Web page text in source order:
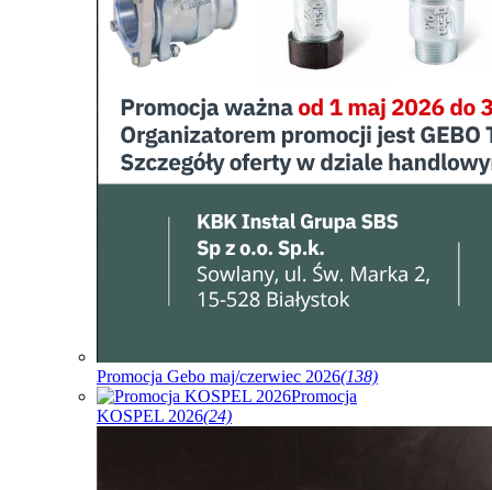
Promocja Gebo maj/czerwiec 2026(138)
Promocja
KOSPEL 2026(24)